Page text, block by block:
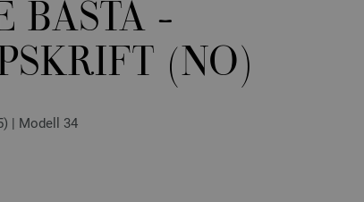
BASTA -
(NO)
| Modell 34